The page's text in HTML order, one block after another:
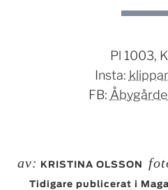
Pl 1003,
Insta:
FB:
av: KRISTINA OLSSON
Tidigare publicerat i